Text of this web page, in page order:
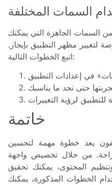
السمات المختلفة
الجاهزة التي يمكنك
لتغيير مظهر التطبيق بإيجاز.
اتبع الخطوات التالية:
خاتمة
يعد خطوة مهمة لتحسين
راحة. من خلال تخصيص واجهة
المحتوى، يمكنك تحقيق
الخطوات المذكورة، يمكنك